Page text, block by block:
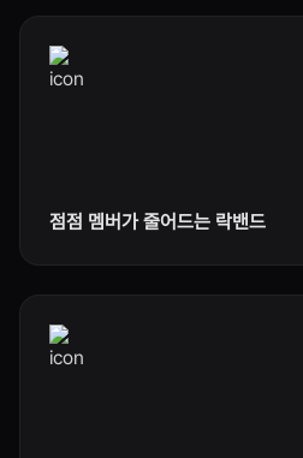
점점 멤버가 줄어드는 락밴드